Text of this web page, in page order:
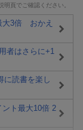
頁でご確認ください。
大3倍 おかえ
者はさらに+1
に読書を楽し
ト最大10倍 2